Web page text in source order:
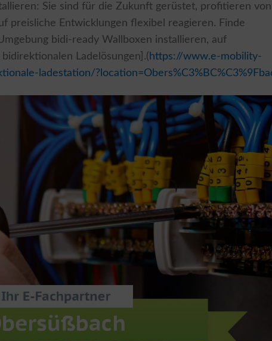
Sie sind für die Zukunft gerüstet, profitieren von
preisliche Entwicklungen flexibel reagieren. Finde
bidi-ready Wallboxen installieren, auf
Ladelösungen].( https://www.e-mobility-
ladestation/